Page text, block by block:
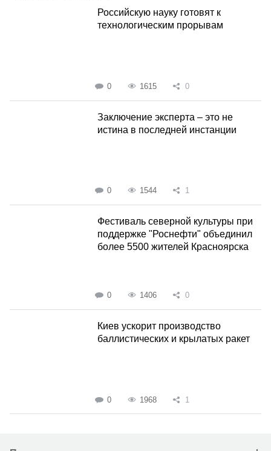
Российскую науку готовят к
технологическим прорывам
0 1615 0
Заключение эксперта – это не
истина в последней инстанции
0 1544 1
Фестиваль северной культуры при
поддержке "Роснефти" объединил
более 5500 жителей Красноярска
0 1406 0
Киев ускорит производство
баллистических и крылатых ракет
0 1968 1